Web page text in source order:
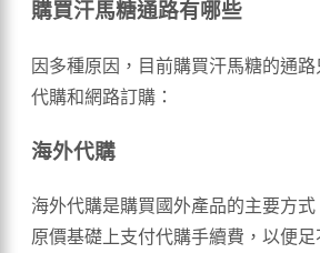
購買汗馬糖通路有哪些
因多種原因，目前購買汗馬糖的通
代購和網路訂購：
海外代購
海外代購是購買國外產品的主要方
原價基礎上支付代購手續費，以便